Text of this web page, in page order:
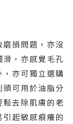
損問題，亦沒
，亦感覺毛孔
亦可獨立選購
可用於油脂分
去除肌膚的老
起敏感痕癢的